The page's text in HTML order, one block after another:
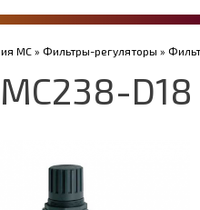
MC » Фильтры-регуляторы »
D18